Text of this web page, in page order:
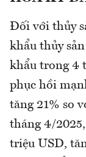
Đối với thủy
khẩu thủy
khẩu trong 4
phục hồi
tăng 21% so
tháng 4/
triệu USD,